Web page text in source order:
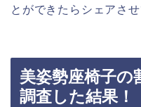
とができたらシェアさ
美姿勢座椅子の
調査した結果！